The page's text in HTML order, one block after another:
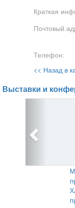
Краткая
Почтовый
Телефон:
<< Назад в
Выставки и